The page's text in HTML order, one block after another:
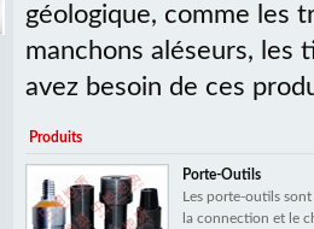
géologique, comme les
manchons aléseurs, les
avez besoin de ces
Produits
Porte-Outils
Les porte-outils
la connection et le